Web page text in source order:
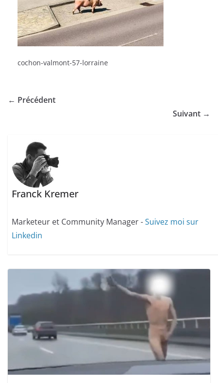
cochon-valmont-57-lorraine
← Précédent
Suivant →
Franck Kremer
Marketeur et Community Manager -Suivez moi sur
Linkedin